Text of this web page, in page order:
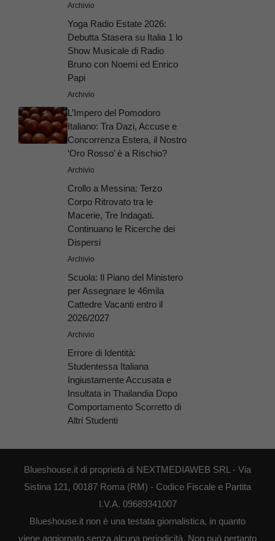
Archivio
Yoga Radio Estate 2026:
Debutta Stasera su Italia 1 lo
Show Musicale di Radio
Bruno con Noemi ed Enrico
Papi
Archivio
L’Impero del Pomodoro
Italiano: Tra Dazi, Accuse e
Concorrenza Estera, il Nostro
‘Oro Rosso’ è a Rischio?
Archivio
Crollo a Messina: Terzo
Corpo Ritrovato tra le
Macerie, Tre Indagati.
Continuano le Ricerche dei
Dispersi
Archivio
Scuola: Il Piano del Ministero
per Assegnare le 46mila
Cattedre Vacanti entro il
2026/2027
Archivio
Errore di Identità:
Studentessa Italiana
Ingiustamente Accusata e
Insultata in Thailandia Dopo
Comportamento Scorretto di
Altri Studenti
Blueshouse.it di proprietà di NEXTMEDIAWEB SRL - Via
Sistina 121, 00187 Roma (RM) - Codice Fiscale e Partita
I.V.A. 09689341007
Blueshouse.it non è una testata giornalistica, in quanto
viene aggiornato senza alcuna periodicità. Non può pertanto